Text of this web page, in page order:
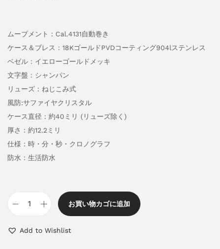
ムーブメント：Cal.4131自動巻き
ケース＆ブレス：18KゴールドPVDコーティング904lステンレス
ベゼル：イエローゴールドメッキ
文字盤：シャンパン
リューズ：ねじこみ式
風防:サファイヤクリスタル
ケース直径：約40ミリ (リューズ除く)
厚さ：約12.2ミリ
仕様：時・分・秒・クロノグラフ
防水：生活防水
お買い物カゴに追加
Add to Wishlist